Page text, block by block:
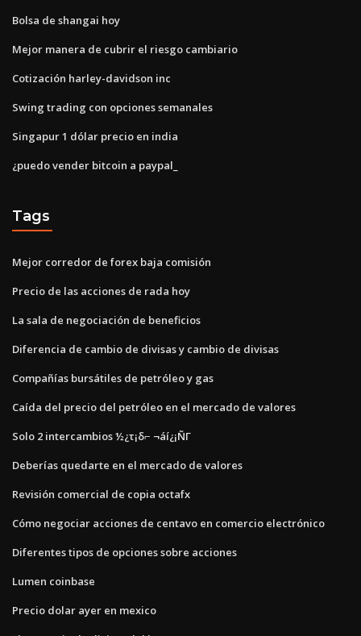
Bolsa de shangai hoy
Mejor manera de cubrir el riesgo cambiario
Cotización harley-davidson inc
Swing trading con opciones semanales
Singapur 1 dólar precio en india
¿puedo vender bitcoin a paypal_
Tags
Mejor corredor de forex baja comisión
Precio de las acciones de rada hoy
La sala de negociación de beneficios
Diferencia de cambio de divisas y cambio de divisas
Compañías bursátiles de petróleo y gas
Caída del precio del petróleo en el mercado de valores
Solo 2 intercambios ½¿τ¡δ⌐ ¬áí¿¡ÑΓ
Deberías quedarte en el mercado de valores
Revisión comercial de copia octafx
Cómo negociar acciones de centavo en comercio electrónico
Diferentes tipos de opciones sobre acciones
Lumen coinbase
Precio dolar ayer en mexico